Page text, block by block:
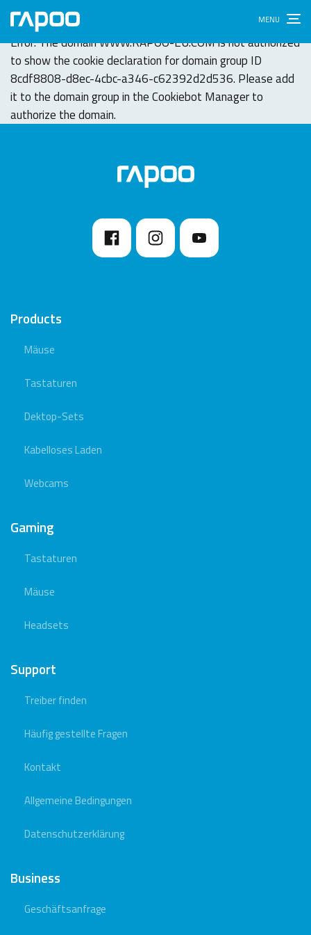
Cookie-Erklärung
Error: The domain WWW.RAPOO-EU.COM is not authorized
to show the cookie declaration for domain group ID
8cdf8808-d8ec-4cbc-a346-c62392d2d536. Please add
it to the domain group in the Cookiebot Manager to
authorize the domain.
Products
Mäuse
Tastaturen
Dektop-Sets
Kabelloses Laden
Webcams
Gaming
Tastaturen
Mäuse
Headsets
Support
Treiber finden
Häufig gestellte Fragen
Kontakt
Allgemeine Bedingungen
Datenschutzerklärung
Business
Geschäftsanfrage